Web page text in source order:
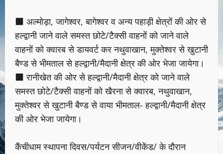
■ अल्मोड़ा, जागेश्वर, बागेश्वर व अन्य पहाड़ी क्षेत्रों की ओर से
हल्द्वानी जाने वाले समस्त छोटे/टैक्सी वाहनों को जाने वाले
वाहनों को क्वारब से डायवर्ट कर नथुवाखान, मुक्तेश्वर से खुटानी
बैण्ड से भीमताल से हल्द्वानी/मैदानी क्षेत्र की ओर भेजा जायेगा।
■ रानीखेत की ओर से हल्द्वानी/मैदानी क्षेत्र को जाने वाले
समस्त छोटे/टैक्सी वाहनों को खैरना से क्वारब, नथुवाखान,
मुक्तेश्वर से खुटानी बैण्ड से वाया भीमताल- हल्द्वानी/मैदानी क्षेत्र
की ओर भेजा जायेगा।
कैंचीधाम स्थापना दिवस/पर्यटन सीजन/वीकेंड/ के दौरान